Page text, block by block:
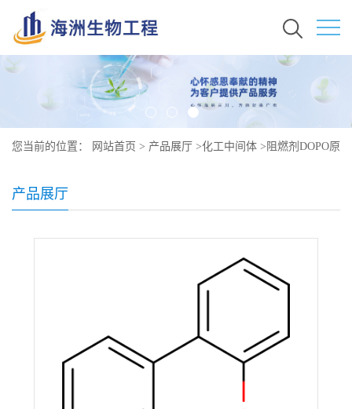
您当前的位置： 网站首页 > 产品展厅 >化工中间体 > 阻燃剂DOPO原
产品展厅